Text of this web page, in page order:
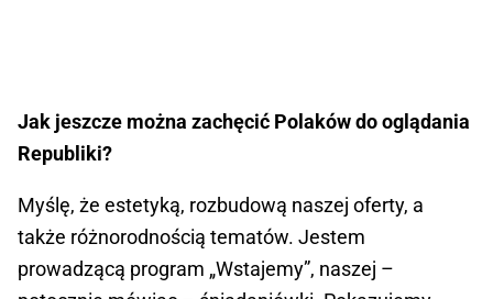
Jak jeszcze można zachęcić Polaków do oglądania
Republiki?
Myślę, że estetyką, rozbudową naszej oferty, a
także różnorodnością tematów. Jestem
prowadzącą program „Wstajemy”, naszej –